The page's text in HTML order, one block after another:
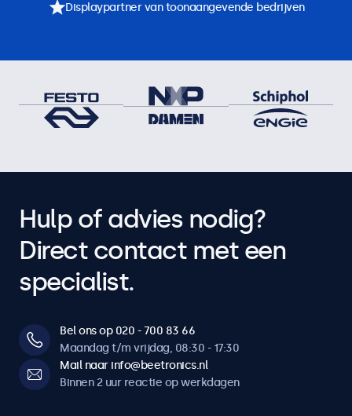
Displaypartner van toonaangevende bedrijven
Hulp of advies nodig?
Direct contact met een
specialist.
Bel ons op 020 - 700 83 66
Maandag t/m vrijdag, 08:30 - 17:30
Mail naar info@beetronics.nl
Binnen 2 uur reactie op werkdagen